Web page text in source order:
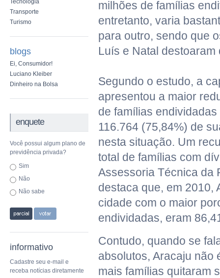
Tecnologia
Transporte
Turismo
blogs
Ei, Consumidor!
Luciano Kleiber
Dinheiro na Bolsa
enquete
Você possui algum plano de
previdência privada?
Sim
Não
Não sabe
informativo
Cadastre seu e-mail e
receba notícias diretamente
milhões de famílias
entretanto, varia
para outro, sendo que
Luís e Natal
Segundo o estudo, a
apresentou a maior
de famílias
116.764 (75,84%) de
nesta situação. Um
total de famílias com
Assessoria Técnica da
destaca que, em 2010,
cidade com o maior
endividadas, eram
Contudo, quando se
absolutos, Aracaju não
mais famílias quitaram